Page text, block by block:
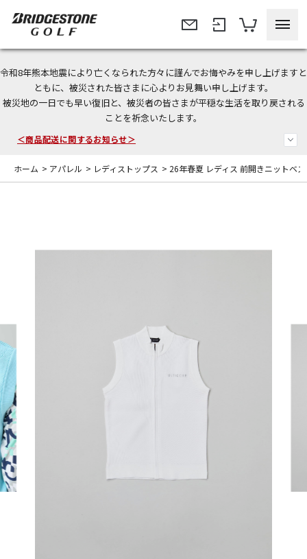
令和8年熊本地震により亡くなられた方々に謹んでお悔やみを申し上げますと
ともに、被災された皆さまに心よりお見舞い申し上げます。
被災地の一日でも早い復旧と、被災者の皆さまが平穏な生活を取り戻される
ことを祈念いたします。
＜夏季休暇中のご注文・発送・お問い合わせ＞
今なら新規会員登録で1,000円OFFクーポンプレゼント！
＜商品配送に関するお知らせ＞
ホーム > アパレル > レディストップス > 26年春夏 レディス 前開きニットベ